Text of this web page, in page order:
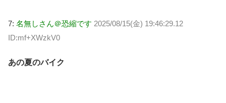
7: 名無しさん＠恐縮です 2025/08/15(金) 19:46:29.12
ID:mf+XWzkV0
あの夏のバイク